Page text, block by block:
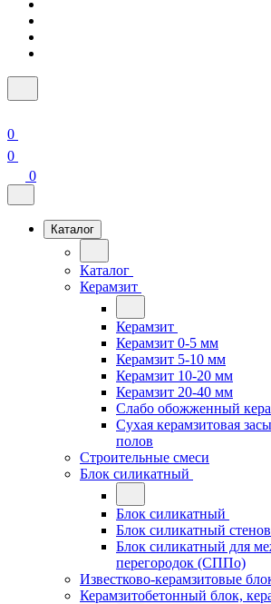
0
0
0
Каталог
Каталог
Керамзит
Керамзит
Керамзит 0-5 мм
Керамзит 5-10 мм
Керамзит 10-20 мм
Керамзит 20-40 мм
Слабо обожженный
Сухая керамзитовая
полов
Строительные смеси
Блок силикатный
Блок силикатный
Блок силикатный
Блок силикатный для
перегородок (СППо)
Известково-керамзитовые
Керамзитобетонный блок,